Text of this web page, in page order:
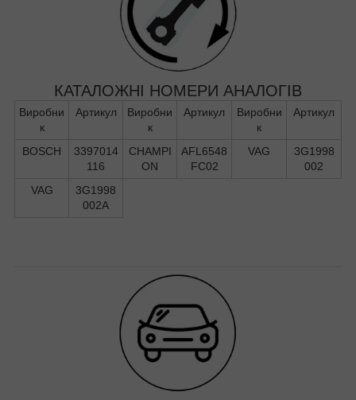
КАТАЛОЖНІ НОМЕРИ АНАЛОГІВ
Виробни
к
Артикул
Виробни
к
Артикул
Виробни
к
Артикул
BOSCH
3397014
116
CHAMPI
ON
AFL6548
FC02
VAG
3G1998
002
VAG
3G1998
002A